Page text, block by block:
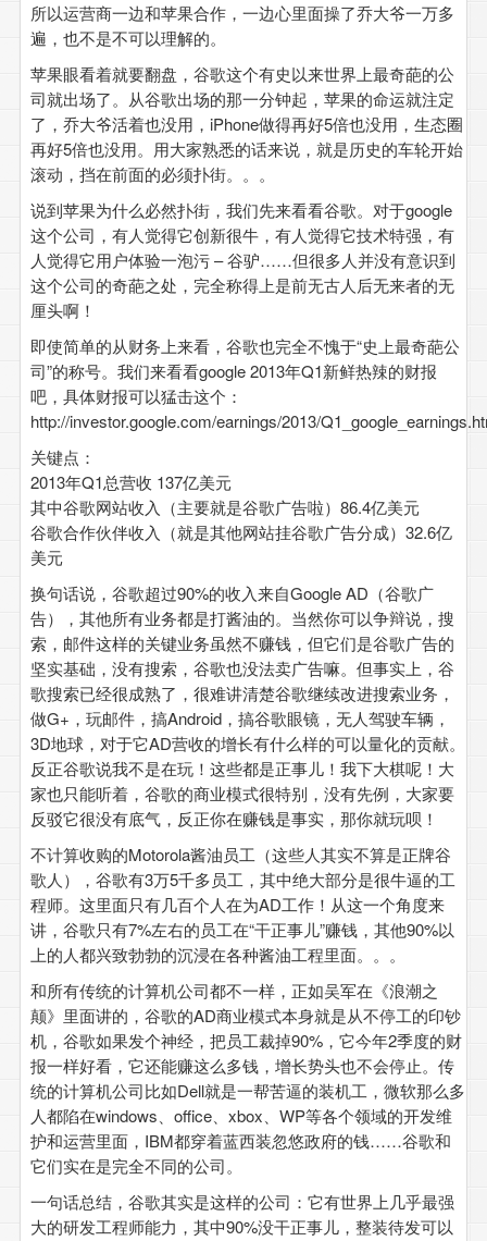
所以运营商一边和苹果合作，一边心里面操了乔大爷一万多
遍，也不是不可以理解的。
苹果眼看着就要翻盘，谷歌这个有史以来世界上最奇葩的公
司就出场了。从谷歌出场的那一分钟起，苹果的命运就注定
了，乔大爷活着也没用，iPhone做得再好5倍也没用，生态圈
再好5倍也没用。用大家熟悉的话来说，就是历史的车轮开始
滚动，挡在前面的必须扑街。。。
说到苹果为什么必然扑街，我们先来看看谷歌。对于google
这个公司，有人觉得它创新很牛，有人觉得它技术特强，有
人觉得它用户体验一泡污 – 谷驴……但很多人并没有意识到
这个公司的奇葩之处，完全称得上是前无古人后无来者的无
厘头啊！
即使简单的从财务上来看，谷歌也完全不愧于“史上最奇葩公
司”的称号。我们来看看google 2013年Q1新鲜热辣的财报
吧，具体财报可以猛击这个：
http://investor.google.com/earnings/2013/
关键点：
2013年Q1总营收 137亿美元
其中谷歌网站收入（主要就是谷歌广告啦）86.4亿美元
谷歌合作伙伴收入（就是其他网站挂谷歌广告分成）32.6亿
美元
换句话说，谷歌超过90%的收入来自Google AD（谷歌广
告），其他所有业务都是打酱油的。当然你可以争辩说，搜
索，邮件这样的关键业务虽然不赚钱，但它们是谷歌广告的
坚实基础，没有搜索，谷歌也没法卖广告嘛。但事实上，谷
歌搜索已经很成熟了，很难讲清楚谷歌继续改进搜索业务，
做G+，玩邮件，搞Android，搞谷歌眼镜，无人驾驶车辆，
3D地球，对于它AD营收的增长有什么样的可以量化的贡献。
反正谷歌说我不是在玩！这些都是正事儿！我下大棋呢！大
家也只能听着，谷歌的商业模式很特别，没有先例，大家要
反驳它很没有底气，反正你在赚钱是事实，那你就玩呗！
不计算收购的Motorola酱油员工（这些人其实不算是正牌谷
歌人），谷歌有3万5千多员工，其中绝大部分是很牛逼的工
程师。这里面只有几百个人在为AD工作！从这一个角度来
讲，谷歌只有7%左右的员工在“干正事儿”赚钱，其他90%以
上的人都兴致勃勃的沉浸在各种酱油工程里面。。。
和所有传统的计算机公司都不一样，正如吴军在《浪潮之
颠》里面讲的，谷歌的AD商业模式本身就是从不停工的印钞
机，谷歌如果发个神经，把员工裁掉90%，它今年2季度的财
报一样好看，它还能赚这么多钱，增长势头也不会停止。传
统的计算机公司比如Dell就是一帮苦逼的装机工，微软那么多
人都陷在windows、office、xbox、WP等各个领域的开发维
护和运营里面，IBM都穿着蓝西装忽悠政府的钱……谷歌和
它们实在是完全不同的公司。
一句话总结，谷歌其实是这样的公司：它有世界上几乎最强
大的研发工程师能力，其中90%没干正事儿，整装待发可以